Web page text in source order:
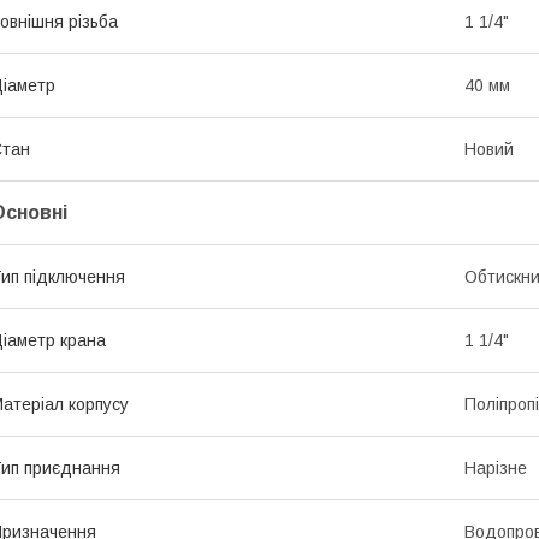
різьба 1 1/4"
40 мм
Новий
підключення
крана 1 1/4"
корпусу
приєднання Нарізне